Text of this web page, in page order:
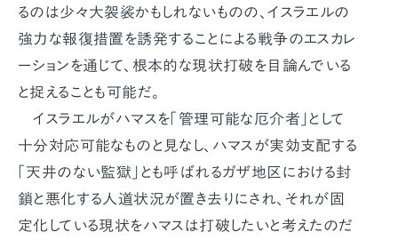
るのは少々大袈裟かもしれないものの、イスラエルの
強力な報復措置を誘発することによる戦争のエスカレ
ーションを通じて、根本的な現状打破を目論んでいる
と捉えることも可能だ。
イスラエルがハマスを「管理可能な厄介者」として
十分対応可能なものと見なし、ハマスが実効支配する
「天井のない監獄」とも呼ばれるガザ地区における封
鎖と悪化する人道状況が置き去りにされ、それが固
定化している現状をハマスは打破したいと考えたのだ